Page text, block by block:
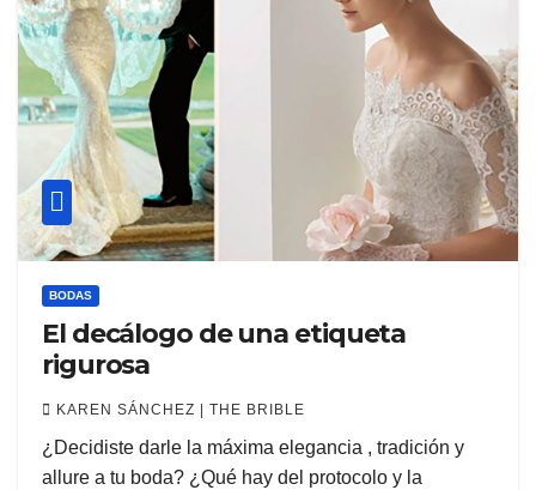
BODAS
El decálogo de una etiqueta
rigurosa
KAREN SÁNCHEZ | THE BRIBLE
¿Decidiste darle la máxima elegancia , tradición y
allure a tu boda? ¿Qué hay del protocolo y la